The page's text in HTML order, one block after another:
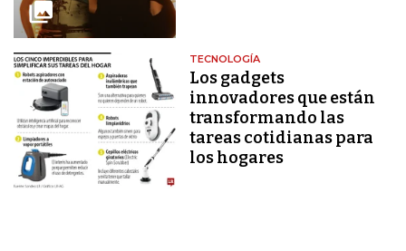
TECNOLOGÍA
Los gadgets
innovadores que están
transformando las
tareas cotidianas para
los hogares